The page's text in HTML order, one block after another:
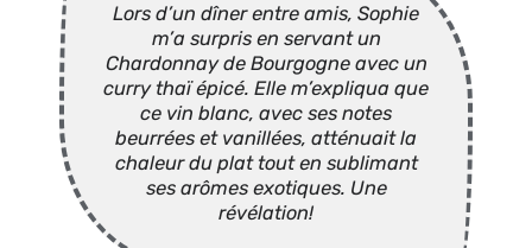
Lors d’un dîner entre amis, Sophie
m’a surpris en servant un
Chardonnay de Bourgogne avec un
curry thaï épicé. Elle m’expliqua que
ce vin blanc, avec ses notes
beurrées et vanillées, atténuait la
chaleur du plat tout en sublimant
ses arômes exotiques. Une
révélation!